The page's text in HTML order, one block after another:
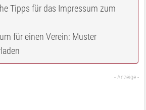
Tipps für das Impressum zum
für einen Verein: Muster